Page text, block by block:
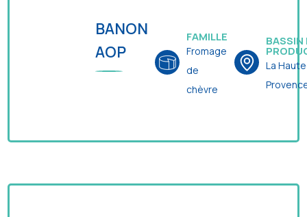
BANON
AOP
FAMILLE
Fromage
de
chèvre
BASSIN
La